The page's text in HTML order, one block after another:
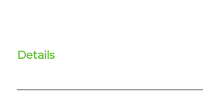
Details